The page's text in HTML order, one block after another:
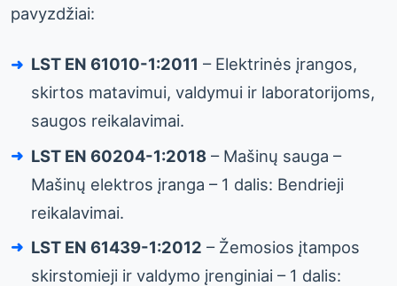
pavyzdžiai:
LST EN 61010-1:2011 – Elektrinės įrangos,
skirtos matavimui, valdymui ir laboratorijoms,
saugos reikalavimai.
LST EN 60204-1:2018 – Mašinų sauga –
Mašinų elektros įranga – 1 dalis: Bendrieji
reikalavimai.
LST EN 61439-1:2012 – Žemosios įtampos
skirstomieji ir valdymo įrenginiai – 1 dalis: